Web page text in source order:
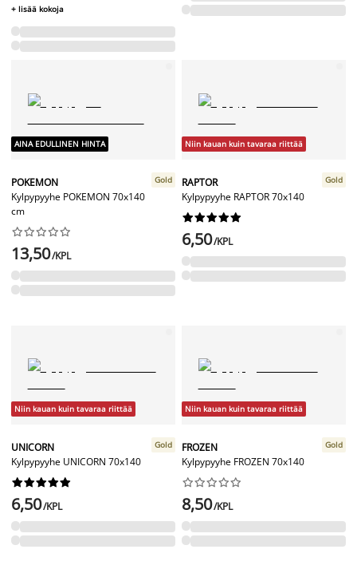
+ lisää kokoja
AINA EDULLINEN HINTA
POKEMON
Kylpypyyhe POKEMON 70x140
cm
Gold






13,50/KPL
Niin kauan kuin tavaraa riittää
RAPTOR
Kylpypyyhe RAPTOR 70x140
Gold






6,50/KPL
Niin kauan kuin tavaraa riittää
UNICORN
Kylpypyyhe UNICORN 70x140
Gold






6,50/KPL
Niin kauan kuin tavaraa riittää
FROZEN
Kylpypyyhe FROZEN 70x140
Gold






8,50/KPL